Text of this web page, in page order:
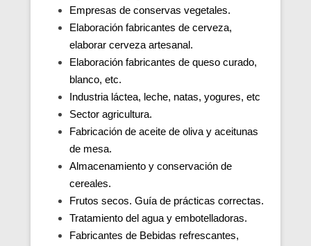
Empresas de conservas vegetales.
Elaboración fabricantes de cerveza,
elaborar cerveza artesanal.
Elaboración fabricantes de queso curado,
blanco, etc.
Industria láctea, leche, natas, yogures, etc
Sector agricultura.
Fabricación de aceite de oliva y aceitunas
de mesa.
Almacenamiento y conservación de
cereales.
Frutos secos. Guía de prácticas correctas.
Tratamiento del agua y embotelladoras.
Fabricantes de Bebidas refrescantes,